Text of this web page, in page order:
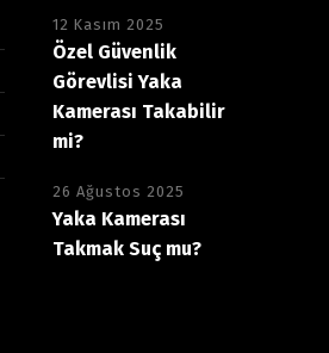
12 Kasım 2025
Özel Güvenlik
Görevlisi Yaka
Kamerası Takabilir
mi?
26 Ağustos 2025
Yaka Kamerası
Takmak Suç mu?